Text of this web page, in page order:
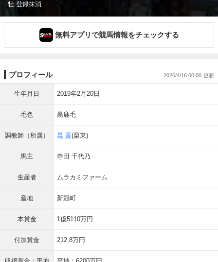
牡 登録抹消
無料アプリで競馬情報をチェックする
プロフィール 2026/4/16 00:00
生年月日 2019年2月20日
毛色 黒鹿毛
調教師（所属） 昆 貢(栗東)
馬主 寺田 千代乃
生産者 ムラカミファーム
産地 新冠町
本賞金 1億5110万円
付加賞金 212.8万円